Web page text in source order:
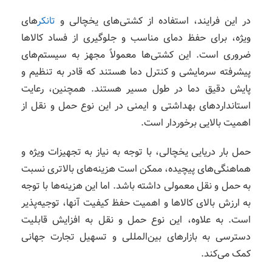
در این فرایند، استفاده از کشتی‌های یخچالی و تانکرهای
ویژه، برای حفظ دمای مناسب و جلوگیری از فساد کالاها
ضروری است. این کشتی‌ها معمولاً مجهز به سیستم‌های
پیشرفته سرمایشی و کنترل دما هستند که قادر به تنظیم و
پایش دقیق دما در طول مسیر هستند. همچنین، رعایت
استانداردهای بهداشتی و ایمنی در این نوع حمل و نقل از
اهمیت بالایی برخوردار است.
حمل بار دریایی یخچالی، با توجه به نیاز به تجهیزات ویژه و
هماهنگی‌های پیچیده، ممکن است هزینه‌های بالاتری نسبت
به حمل و نقل معمولی داشته باشد. اما این هزینه‌ها با توجه
به ارزش بالای کالاها و اهمیت حفظ کیفیت آنها، توجیه‌پذیر
است. به علاوه، این نوع حمل و نقل به افزایش قابلیت
دسترسی به بازارهای بین‌المللی و تسهیل تجارت جهانی
کمک می‌کند.